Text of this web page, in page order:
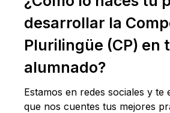
desarrollar la
Plurilingüe (CP) en
alumnado?
Estamos en redes sociales y te
que nos cuentes tus mejores